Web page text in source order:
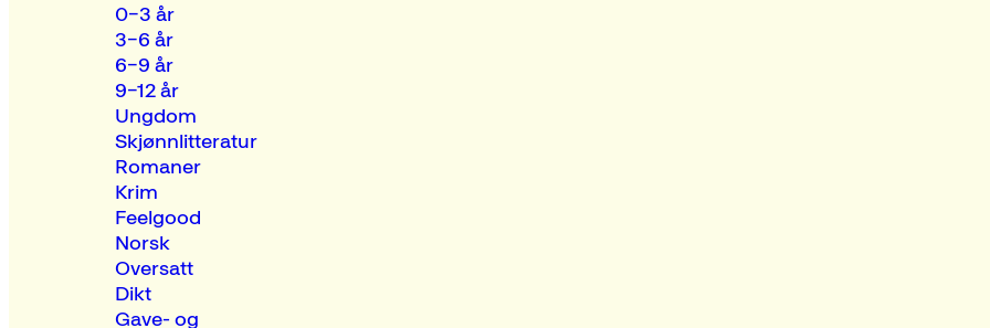
0–3 år
3–6 år
6–9 år
9–12 år
Ungdom
Skjønnlitteratur
Romaner
Krim
Feelgood
Norsk
Oversatt
Dikt
Gave- og